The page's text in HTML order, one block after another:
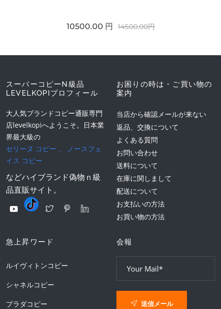
10500.00 円 14500.00円
スーパーコピーN級品
LEVELKOPIプロフィール
大人気ブランドコピー通販専門
店levelkopiへようこそ。日本業
界最大級の
セリーヌ コピー 、
ノースフェ
イス コピー
などハイブランド偽物ｎ級
品直販サイト。
お困りの時は・ご買い物の
案内
当店から確認メールが来ない
返品、交換について
よくある質問
お問い合わせ
送料について
在庫に関しまして
配送について
お支払いの方法
お買い物の方法
急上昇ワード
ルイヴィトンコピー
シャネルコピー
プラダコピー
会報
送信メール